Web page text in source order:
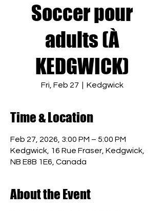
Soccer pour
adults (À
KEDGWICK)
Fri, Feb 27 Kedgwick
Time & Location
Feb 27, 2026, 3:00 PM – 5:00 PM
Kedgwick, 16 Rue Fraser, Kedgwick,
NB E8B 1E6, Canada
About the Event